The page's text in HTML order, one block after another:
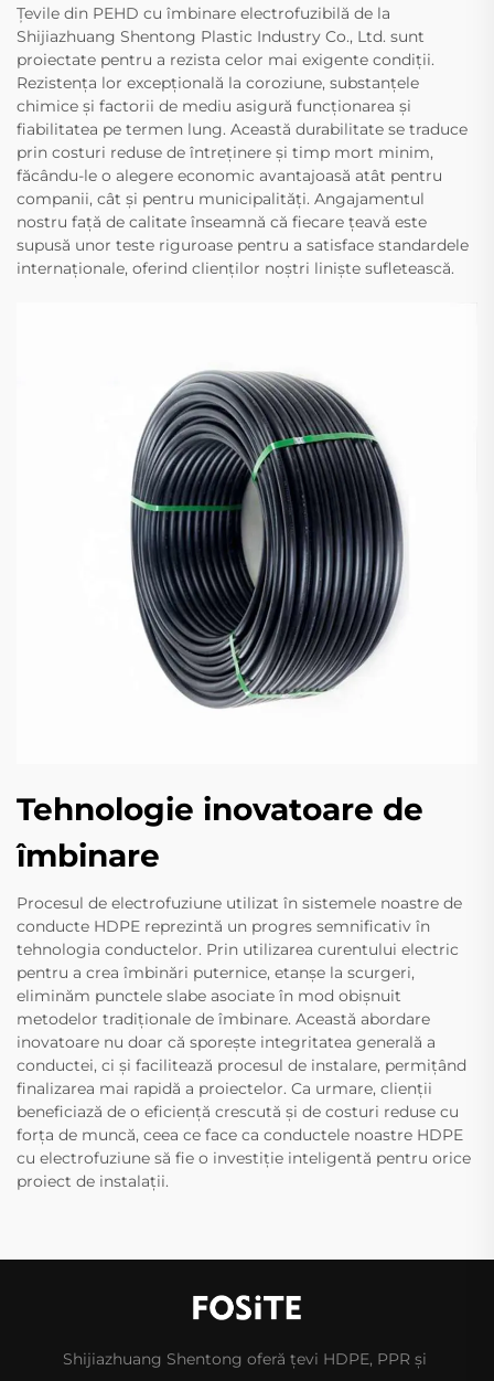
Țevile din PEHD cu îmbinare electrofuzibilă de la
Shijiazhuang Shentong Plastic Industry Co., Ltd. sunt
proiectate pentru a rezista celor mai exigente condiții.
Rezistența lor excepțională la coroziune, substanțele
chimice și factorii de mediu asigură funcționarea și
fiabilitatea pe termen lung. Această durabilitate se traduce
prin costuri reduse de întreținere și timp mort minim,
făcându-le o alegere economic avantajoasă atât pentru
companii, cât și pentru municipalități. Angajamentul
nostru față de calitate înseamnă că fiecare țeavă este
supusă unor teste riguroase pentru a satisface standardele
internaționale, oferind clienților noștri liniște sufletească.
Tehnologie inovatoare de
îmbinare
Procesul de electrofuziune utilizat în sistemele noastre de
conducte HDPE reprezintă un progres semnificativ în
tehnologia conductelor. Prin utilizarea curentului electric
pentru a crea îmbinări puternice, etanșe la scurgeri,
eliminăm punctele slabe asociate în mod obișnuit
metodelor tradiționale de îmbinare. Această abordare
inovatoare nu doar că sporește integritatea generală a
conductei, ci și facilitează procesul de instalare, permițând
finalizarea mai rapidă a proiectelor. Ca urmare, clienții
beneficiază de o eficiență crescută și de costuri reduse cu
forța de muncă, ceea ce face ca conductele noastre HDPE
cu electrofuziune să fie o investiție inteligentă pentru orice
proiect de instalații.
Shijiazhuang Shentong oferă țevi HDPE, PPR și